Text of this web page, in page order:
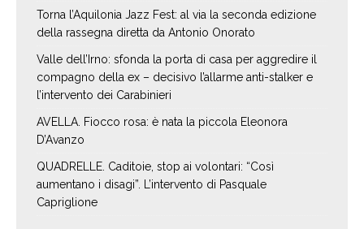
Torna l’Aquilonia Jazz Fest: al via la seconda edizione
della rassegna diretta da Antonio Onorato
Valle dell’Irno: sfonda la porta di casa per aggredire il
compagno della ex – decisivo l’allarme anti-stalker e
l’intervento dei Carabinieri
AVELLA. Fiocco rosa: è nata la piccola Eleonora
D’Avanzo
QUADRELLE. Caditoie, stop ai volontari: “Così
aumentano i disagi”. L’intervento di Pasquale
Capriglione